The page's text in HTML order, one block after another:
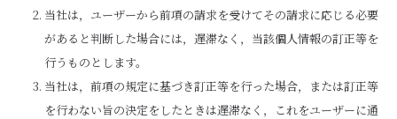
当社は，ユーザーから前項の請求を受けてその請求に応じる必要
があると判断した場合には，遅滞なく，当該個人情報の訂正等を
行うものとします。
当社は，前項の規定に基づき訂正等を行った場合，または訂正等
を行わない旨の決定をしたときは遅滞なく，これをユーザーに通